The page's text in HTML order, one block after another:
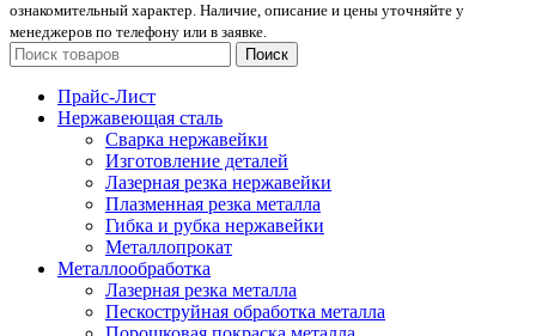
ознакомительный характер. Наличие, описание и цены уточняйте у
менеджеров по телефону или в заявке.
Поиск
Прайс-Лист
Нержавеющая сталь
Сварка нержавейки
Изготовление деталей
Лазерная резка нержавейки
Плазменная резка металла
Гибка и рубка нержавейки
Металлопрокат
Металлообработка
Лазерная резка металла
Пескоструйная обработка металла